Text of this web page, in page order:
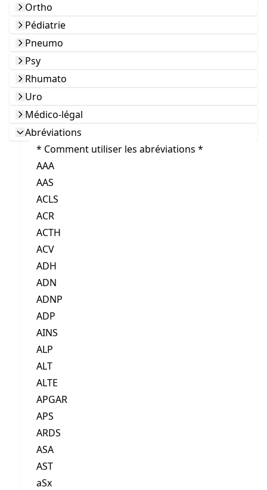
Ortho
Pédiatrie
Pneumo
Psy
Rhumato
Uro
Médico-légal
Abréviations
* Comment utiliser les abréviations *
AAA
AAS
ACLS
ACR
ACTH
ACV
ADH
ADN
ADNP
ADP
AINS
ALP
ALT
ALTE
APGAR
APS
ARDS
ASA
AST
aSx